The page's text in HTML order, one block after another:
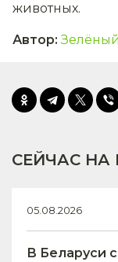
животных.
Автор:
СЕЙЧАС НА
05.08.2026
В Беларуси